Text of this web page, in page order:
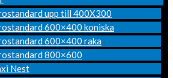
upp till 400X300
600×400 koniska
600×400 raka
800×600
Nest